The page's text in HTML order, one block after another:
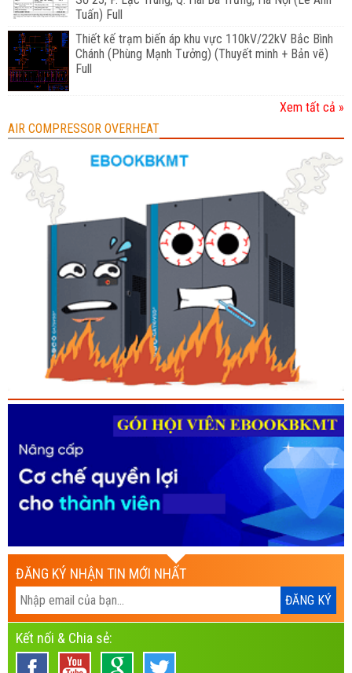
Tuấn) Full
Thiết kế trạm biến áp khu vực 110kV/22kV Bắc Bình
Chánh (Phùng Mạnh Tưởng) (Thuyết minh + Bản vẽ)
Full
Xem tất cả »
AIR COMPRESSOR OVERHEAT
ĐĂNG KÝ NHẬN TIN MỚI NHẤT
Kết nối & Chia sẻ: